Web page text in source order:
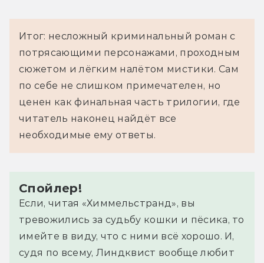
Итог: несложный криминальный роман с
потрясающими персонажами, проходным
сюжетом и лёгким налётом мистики. Сам
по себе не слишком примечателен, но
ценен как финальная часть трилогии, где
читатель наконец найдёт все
необходимые ему ответы.
Спойлер!
Если, читая «Химмельстранд», вы
тревожились за судьбу кошки и пёсика, то
имейте в виду, что с ними всё хорошо. И,
судя по всему, Линдквист вообще любит